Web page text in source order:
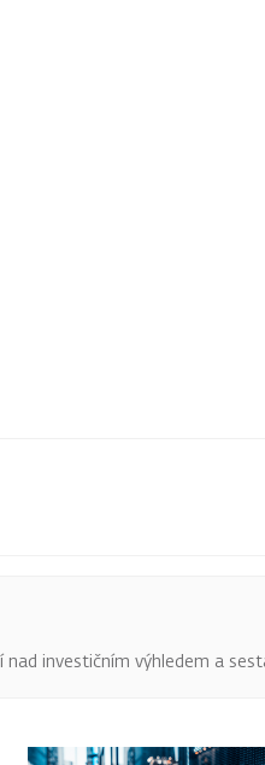
investičním výhledem a